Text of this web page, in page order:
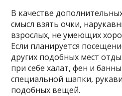
В качестве
смысл взять очки,
взрослых, не умеющих
Если планируется
других подобных мест
при себе халат, фен и
специальной шапки,
подобных вещей.